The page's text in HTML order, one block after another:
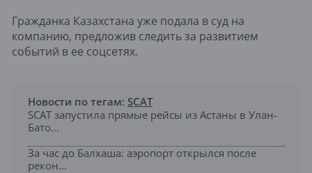
Гражданка Казахстана уже подала в суд на
компанию, предложив следить за развитием
событий в ее соцсетях.
Новости по тегам: SCAT
SCAT запустила прямые рейсы из Астаны в Улан-
Бато...
За час до Балхаша: аэропорт открылся после
рекон...